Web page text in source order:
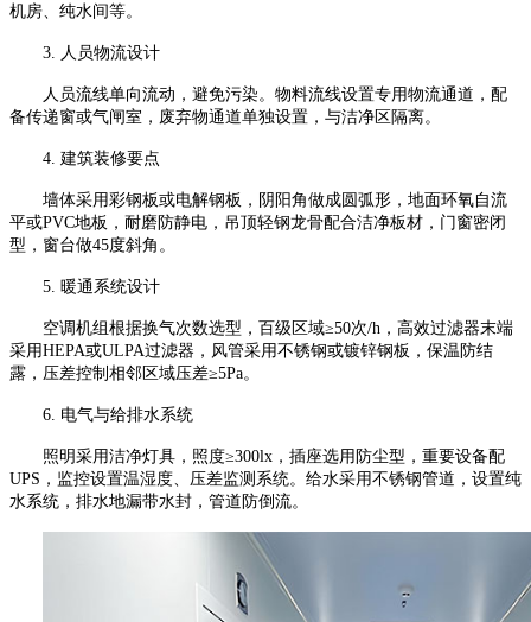
机房、纯水间等。
3. 人员物流设计
人员流线单向流动，避免污染。物料流线设置专用物流通道，配
备传递窗或气闸室，废弃物通道单独设置，与洁净区隔离。
4. 建筑装修要点
墙体采用彩钢板或电解钢板，阴阳角做成圆弧形，地面环氧自流
平或PVC地板，耐磨防静电，吊顶轻钢龙骨配合洁净板材，门窗密闭
型，窗台做45度斜角。
5. 暖通系统设计
空调机组根据换气次数选型，百级区域≥50次/h ，高效过滤器末端
采用HEPA或ULPA过滤器，风管采用不锈钢或镀锌钢板，保温防结
露，压差控制相邻区域压差≥5Pa。
6. 电气与给排水系统
照明采用洁净灯具，照度≥300lx ，插座选用防尘型，重要设备配
UPS ，监控设置温湿度、压差监测系统。给水采用不锈钢管道，设置纯
水系统，排水地漏带水封，管道防倒流。